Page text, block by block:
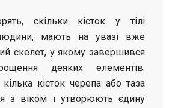
скільки кісток у тілі
мають на увазі вже
скелет, у якому завершився
деяких елементів.
кісток черепа або таза
з віком і утворюють єдину